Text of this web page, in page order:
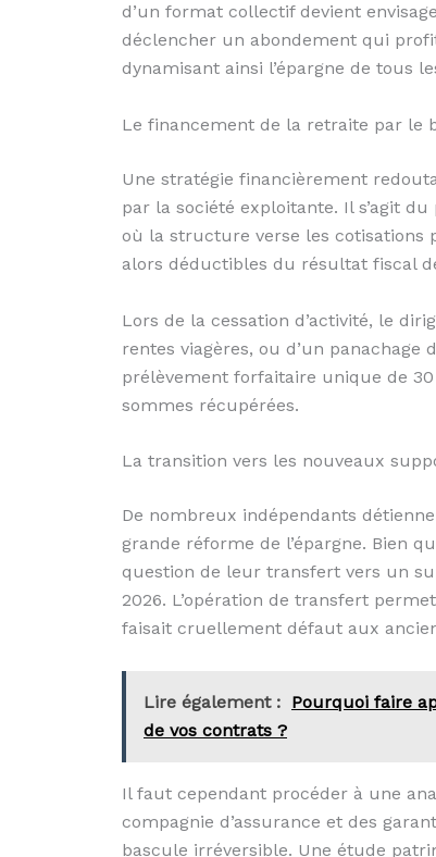
d’un format collectif devient
déclencher un abondement qui
dynamisant ainsi l’épargne de tous
Le financement de la retraite par le
Une stratégie financièrement
par la société exploitante. Il s’agit
où la structure verse les cotisations
alors déductibles du résultat fiscal
Lors de la cessation d’activité, le
rentes viagères, ou d’un panachage
prélèvement forfaitaire unique de
sommes récupérées.
La transition vers les nouveaux
De nombreux indépendants
grande réforme de l’épargne. Bien
question de leur transfert vers un
2026. L’opération de transfert
faisait cruellement défaut aux
Lire également : Pourquoi faire
de vos contrats ?
Il faut cependant procéder à une
compagnie d’assurance et des
bascule irréversible. Une étude